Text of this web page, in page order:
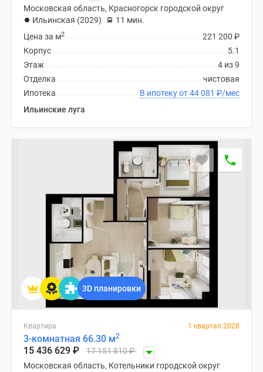
Московская область, Красногорск городской округ
Ильинская (2029)
11 мин.
221 200 ₽
Цена за м2
5.1
Корпус
4 из 9
Этаж
чистовая
Отделка
В ипотеку от 44 081 ₽/мес
Ипотека
Ильинские луга
3D планировки
Квартира 1 квартал 2028
3-комнатная 66.30 м2
15 436 629 ₽ 17 151 810₽
Московская область, Котельники городской округ